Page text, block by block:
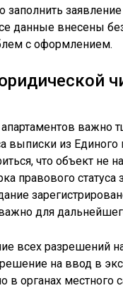
заполнить
данные внесены
с оформлением.
важно
выписки из
что объект не
правового
для
всех разрешений
на ввод в
в органах